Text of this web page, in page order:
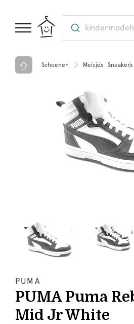
Schoenen Meisjes Sneakers
PUMA
PUMA Puma
Mid Jr White